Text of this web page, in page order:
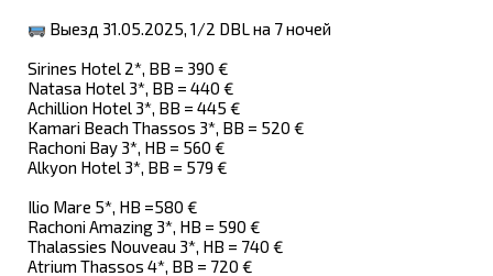
Выезд 31.05.2025, 1/2 DBL на 7 ночей
Sirines Hotel 2*, BB = 390 €
Natasa Hotel 3*, BB = 440 €
Achillion Hotel 3*, BB = 445 €
Kamari Beach Thassos 3*, BB = 520 €
Rachoni Bay 3*, HB = 560 €
Alkyon Hotel 3*, BB = 579 €
Ilio Mare 5*, HB =580 €
Rachoni Amazing 3*, HB = 590 €
Thalassies Nouveau 3*, HB = 740 €
Atrium Thassos 4*, BB = 720 €